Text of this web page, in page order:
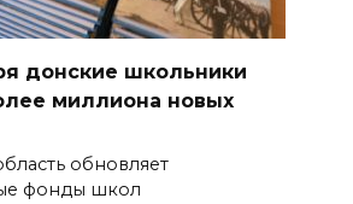
донские школьники
миллиона новых
обновляет
фонды школ